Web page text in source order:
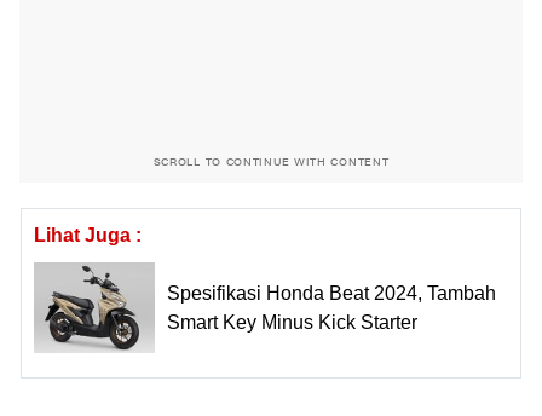
SCROLL TO CONTINUE WITH CONTENT
Lihat Juga :
Spesifikasi Honda Beat 2024, Tambah
Smart Key Minus Kick Starter